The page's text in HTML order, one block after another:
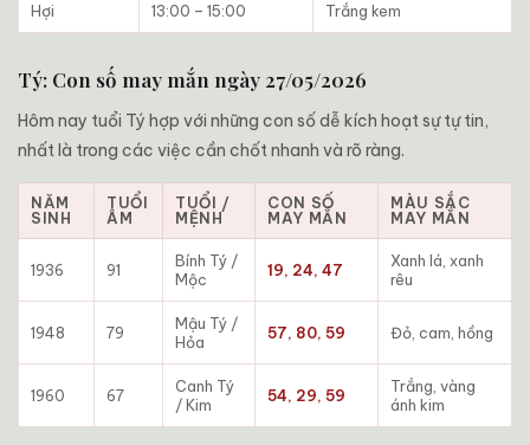
Hợi 13:00 – 15:00 Trắng kem
Tý: Con số may mắn ngày 27/05/2026
Hôm nay tuổi Tý hợp với những con số dễ kích hoạt sự tự tin,
nhất là trong các việc cần chốt nhanh và rõ ràng.
NĂM
SINH
TUỔI
ÂM
TUỔI /
MỆNH
CON SỐ
MAY MẮN
MÀU SẮC
MAY MẮN
1936 91
Bính Tý /
Mộc
19, 24, 47
Xanh lá, xanh
rêu
1948 79
Mậu Tý /
Hỏa
57, 80, 59 Đỏ, cam, hồng
1960 67
Canh Tý
/ Kim
54, 29, 59
Trắng, vàng
ánh kim